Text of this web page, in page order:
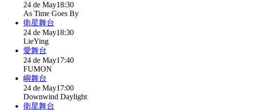
24 de May18:30
As Time Goes By
衛星舞台
24 de May18:30
LieYing
愛舞台
24 de May17:40
FUMON
嶼舞台
24 de May17:00
Downwind Daylight
衛星舞台